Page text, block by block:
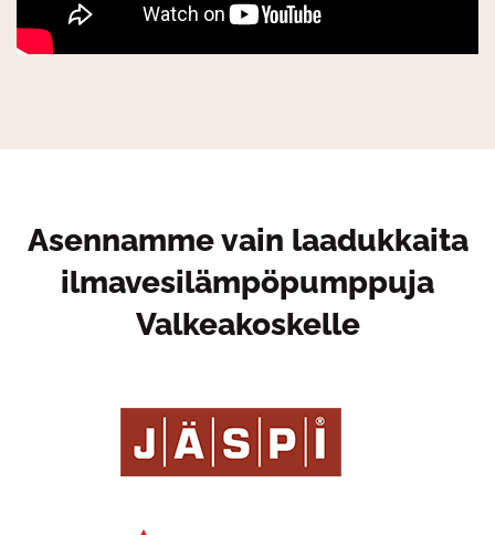
Asennamme vain laadukkaita
ilmavesilämpöpumppuja
Valkeakoskelle